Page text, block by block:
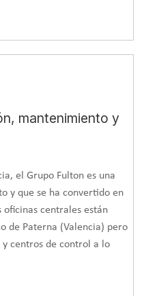
acústico
es fundamental para
fabricados con lana
corcho, yeso, cemento,
acústico, al
Se logran así
mantenimiento y
el Grupo Fulton es una
y que se ha convertido en
centrales están
de Paterna (Valencia) pero
y centros de control a lo